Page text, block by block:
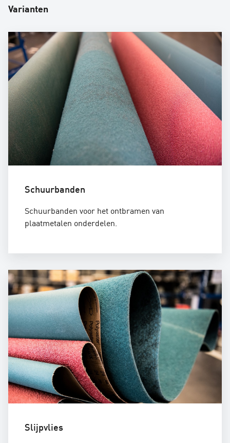
Varianten
Schuurbanden
Schuurbanden voor het ontbramen van
plaatmetalen onderdelen.
Slijpvlies